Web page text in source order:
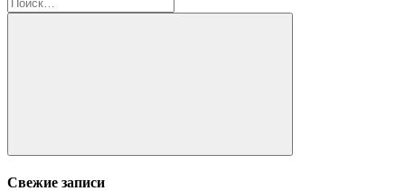
Поиск
Свежие записи